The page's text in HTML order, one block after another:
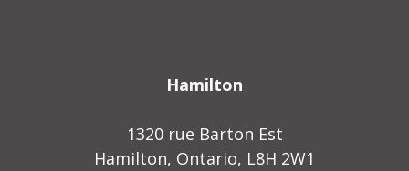
Hamilton
1320 rue Barton Est
Hamilton, Ontario, L8H 2W1